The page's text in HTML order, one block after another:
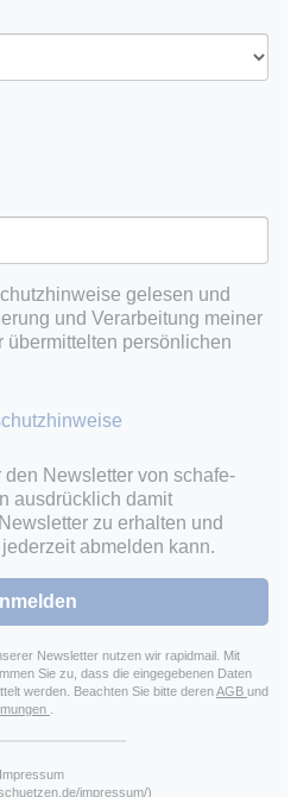
gelesen und
und Verarbeitung meiner
übermittelten persönlichen
den Newsletter von schafe-
ausdrücklich damit
zu erhalten und
abmelden kann.
Newsletter nutzen wir rapidmail. Mit
Sie zu, dass die eingegebenen Daten
werden. Beachten Sie bitte derenAGB und
Impressum
impressum/)